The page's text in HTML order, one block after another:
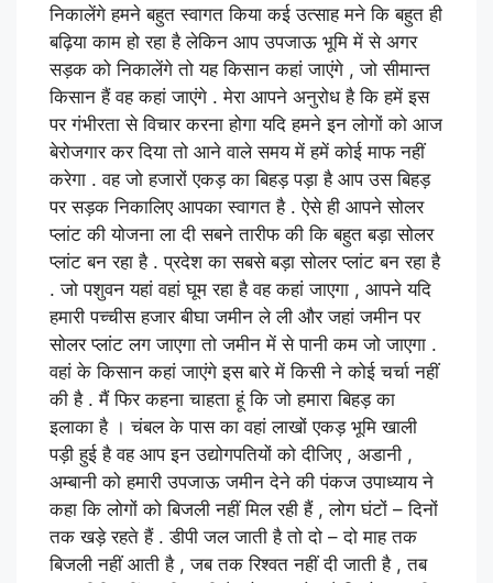
निकालेंगे हमने बहुत स्वागत किया कई उत्साह मने कि बहुत ही
बढ़िया काम हो रहा है लेकिन आप उपजाऊ भूमि में से अगर
सड़क को निकालेंगे तो यह किसान कहां जाएंगे , जो सीमान्त
किसान हैं वह कहां जाएंगे . मेरा आपने अनुरोध है कि हमें इस
पर गंभीरता से विचार करना होगा यदि हमने इन लोगों को आज
बेरोजगार कर दिया तो आने वाले समय में हमें कोई माफ नहीं
करेगा . वह जो हजारों एकड़ का बिहड़ पड़ा है आप उस बिहड़
पर सड़क निकालिए आपका स्वागत है . ऐसे ही आपने सोलर
प्लांट की योजना ला दी सबने तारीफ की कि बहुत बड़ा सोलर
प्लांट बन रहा है . प्रदेश का सबसे बड़ा सोलर प्लांट बन रहा है
. जो पशुवन यहां वहां घूम रहा है वह कहां जाएगा , आपने यदि
हमारी पच्चीस हजार बीघा जमीन ले ली और जहां जमीन पर
सोलर प्लांट लग जाएगा तो जमीन में से पानी कम जो जाएगा .
वहां के किसान कहां जाएंगे इस बारे में किसी ने कोई चर्चा नहीं
की है . मैं फिर कहना चाहता हूं कि जो हमारा बिहड़ का
इलाका है । चंबल के पास का वहां लाखों एकड़ भूमि खाली
पड़ी हुई है वह आप इन उद्योगपतियों को दीजिए , अडानी ,
अम्बानी को हमारी उपजाऊ जमीन देने की पंकज उपाध्याय ने
कहा कि लोगों को बिजली नहीं मिल रही हैं , लोग घंटों – दिनों
तक खड़े रहते हैं . डीपी जल जाती है तो दो – दो माह तक
बिजली नहीं आती है , जब तक रिश्वत नहीं दी जाती है , तब